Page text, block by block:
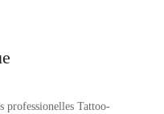
pro­fes­sio­nel­les Tattoo-